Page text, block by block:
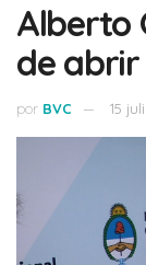
Alberto
de abrir
por BVC 15